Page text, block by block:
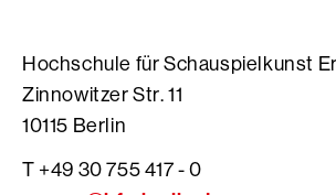
Hochschule für Schauspielkunst
Zinnowitzer Str. 11
10115 Berlin
T +49 30 755 417 - 0